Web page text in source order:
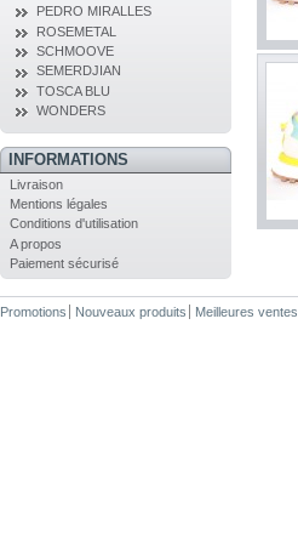
PEDRO MIRALLES
ROSEMETAL
SCHMOOVE
SEMERDJIAN
TOSCA BLU
WONDERS
INFORMATIONS
Livraison
Mentions légales
Conditions d'utilisation
A propos
Paiement sécurisé
Promotions Nouveaux produits Meilleures ventes